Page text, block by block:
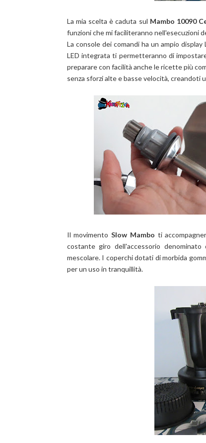
La mia scelta è caduta sul Mambo 10090
funzioni che mi faciliteranno nell'esecuzioni
La console dei comandi ha un ampio
LED integrata ti permetteranno di
preparare con facilità anche le ricette più
senza sforzi alte e basse velocità, creandoti
Il movimento Slow Mambo ti
costante giro dell'accessorio
mescolare. I coperchi dotati di morbida
per un uso in tranquillità.